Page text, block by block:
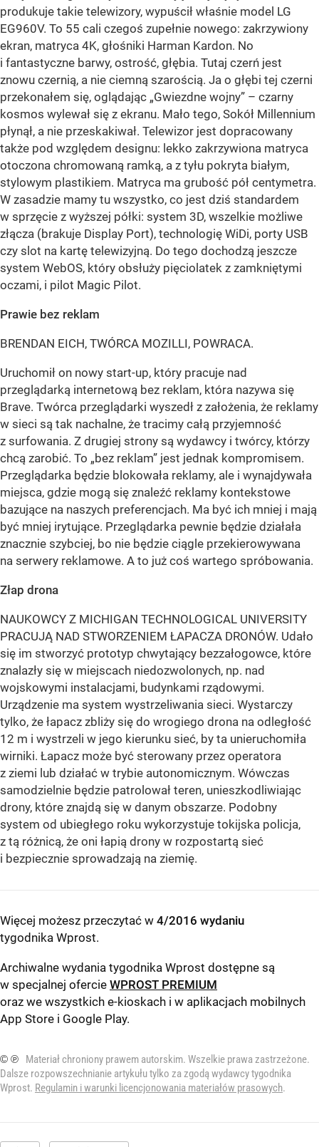
produkuje takie telewizory, wypuścił właśnie model LG
EG960V. To 55 cali czegoś zupełnie nowego: zakrzywiony
ekran, matryca 4K, głośniki Harman Kardon. No
i fantastyczne barwy, ostrość, głębia. Tutaj czerń jest
znowu czernią, a nie ciemną szarością. Ja o głębi tej czerni
przekonałem się, oglądając „Gwiezdne wojny” – czarny
kosmos wylewał się z ekranu. Mało tego, Sokół Millennium
płynął, a nie przeskakiwał. Telewizor jest dopracowany
także pod względem designu: lekko zakrzywiona matryca
otoczona chromowaną ramką, a z tyłu pokryta białym,
stylowym plastikiem. Matryca ma grubość pół centymetra.
W zasadzie mamy tu wszystko, co jest dziś standardem
w sprzęcie z wyższej półki: system 3D, wszelkie możliwe
złącza (brakuje Display Port), technologię WiDi, porty USB
czy slot na kartę telewizyjną. Do tego dochodzą jeszcze
system WebOS, który obsłuży pięciolatek z zamkniętymi
oczami, i pilot Magic Pilot.
Prawie bez reklam
BRENDAN EICH, TWÓRCA MOZILLI, POWRACA.
Uruchomił on nowy start-up, który pracuje nad
przeglądarką internetową bez reklam, która nazywa się
Brave. Twórca przeglądarki wyszedł z założenia, że reklamy
w sieci są tak nachalne, że tracimy całą przyjemność
z surfowania. Z drugiej strony są wydawcy i twórcy, którzy
chcą zarobić. To „bez reklam” jest jednak kompromisem.
Przeglądarka będzie blokowała reklamy, ale i wynajdywała
miejsca, gdzie mogą się znaleźć reklamy kontekstowe
bazujące na naszych preferencjach. Ma być ich mniej i mają
być mniej irytujące. Przeglądarka pewnie będzie działała
znacznie szybciej, bo nie będzie ciągle przekierowywana
na serwery reklamowe. A to już coś wartego spróbowania.
Złap drona
NAUKOWCY Z MICHIGAN TECHNOLOGICAL UNIVERSITY
PRACUJĄ NAD STWORZENIEM ŁAPACZA DRONÓW. Udało
się im stworzyć prototyp chwytający bezzałogowce, które
znalazły się w miejscach niedozwolonych, np. nad
wojskowymi instalacjami, budynkami rządowymi.
Urządzenie ma system wystrzeliwania sieci. Wystarczy
tylko, że łapacz zbliży się do wrogiego drona na odległość
12 m i wystrzeli w jego kierunku sieć, by ta unieruchomiła
wirniki. Łapacz może być sterowany przez operatora
z ziemi lub działać w trybie autonomicznym. Wówczas
samodzielnie będzie patrolował teren, unieszkodliwiając
drony, które znajdą się w danym obszarze. Podobny
system od ubiegłego roku wykorzystuje tokijska policja,
z tą różnicą, że oni łapią drony w rozpostartą sieć
i bezpiecznie sprowadzają na ziemię.
Więcej możesz przeczytać w 4/2016 wydaniu
tygodnika Wprost.
Archiwalne wydania tygodnika Wprost dostępne są
w specjalnej ofercie WPROST PREMIUM
oraz we wszystkich e-kioskach i w aplikacjach mobilnych
App Store i Google Play.
© ℗
Materiał chroniony prawem autorskim. Wszelkie prawa zastrzeżone.
Dalsze rozpowszechnianie artykułu tylko za zgodą wydawcy tygodnika
Wprost. Regulamin i warunki licencjonowania materiałów prasowych.